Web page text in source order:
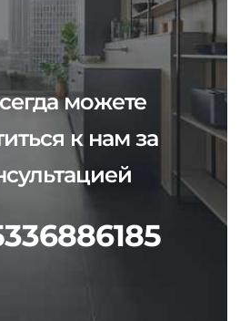
можете
к нам за